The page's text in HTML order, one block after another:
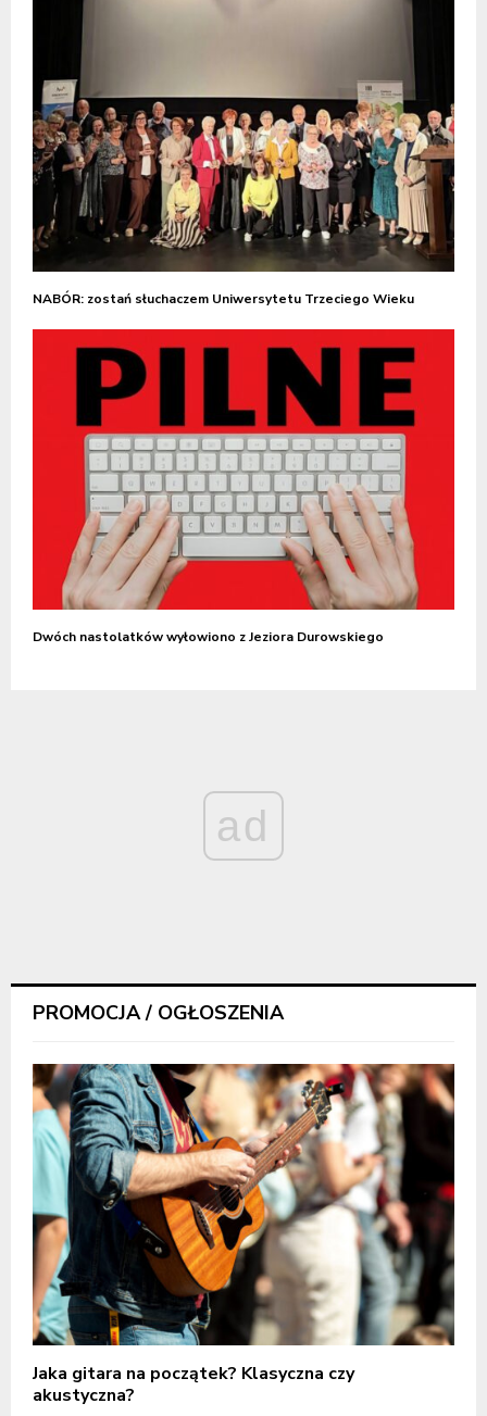
NABÓR: zostań słuchaczem Uniwersytetu Trzeciego Wieku
Dwóch nastolatków wyłowiono z Jeziora Durowskiego
ad
PROMOCJA / OGŁOSZENIA
Jaka gitara na początek? Klasyczna czy
akustyczna?